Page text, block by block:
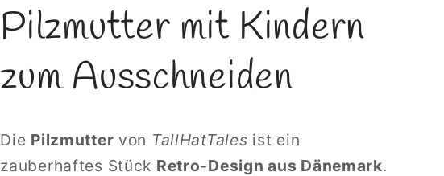
Pilzmutter mit Kindern
zum Ausschneiden
Die Pilzmutter von TallHatTales ist ein
zauberhaftes Stück Retro-Design aus Dänemark.